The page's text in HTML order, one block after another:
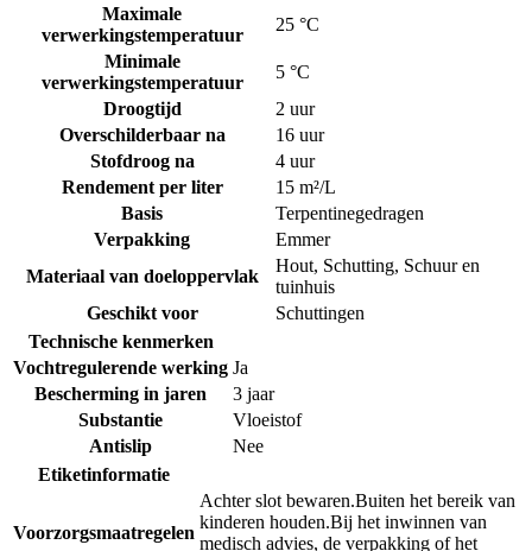
Maximale
verwerkingstemperatuur
25 °C
Minimale
verwerkingstemperatuur
5 °C
Droogtijd
2 uur
Overschilderbaar na
16 uur
Stofdroog na
4 uur
Rendement per liter
15 m²/L
Basis
Terpentinegedragen
Verpakking
Emmer
Materiaal van doeloppervlak
Hout, Schutting, Schuur en
tuinhuis
Geschikt voor
Schuttingen
Technische kenmerken
Vochtregulerende werking Ja
Bescherming in jaren
3 jaar
Substantie
Vloeistof
Antislip
Nee
Etiketinformatie
Voorzorgsmaatregelen
Achter slot bewaren.Buiten het bereik van
kinderen houden.Bij het inwinnen van
medisch advies, de verpakking of het